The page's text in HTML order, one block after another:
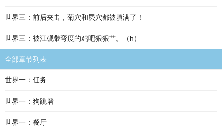
世界三：前后夹击，菊穴和屄穴都被填满了！
世界三：被江砚带弯度的鸡吧狠狠艹。（h）
全部章节列表
世界一：任务
世界一：狗跳墙
世界一：餐厅